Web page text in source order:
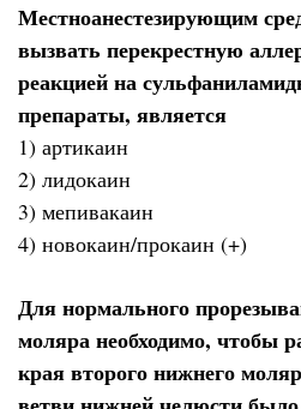
Местноанестезирующим
вызвать перекрестную
реакцией на
препараты, является
1) артикаин
2) лидокаин
3) мепивакаин
4) новокаин/прокаин (+)
Для нормального
моляра необходимо, чтобы
края второго нижнего